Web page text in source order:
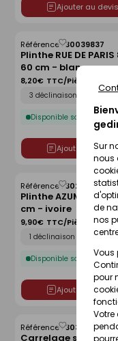
Sur
nous
de
nos
Vous
pour
Votre
Ajouter au devis
Plinthe RUE DE PARIS
60 cm - blanco
Référence :30039837
Disponible sous 10 jours
8,20€ TTC/Pièce
Ajouter au devis
Enregistrer
comme
liste
Plinthe AZUMA UP 6
cm - ivoire
Référence :30284332
Disponible sous 10 jours
9,90€ TTC/Pièce
Ajouter au devis
Enregistrer
comme
liste
Carrelage sol
Référence :30312779
Enregistrer